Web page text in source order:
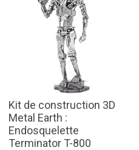
Kit de construction 3D
Metal Earth :
Endosquelette
Terminator T-800